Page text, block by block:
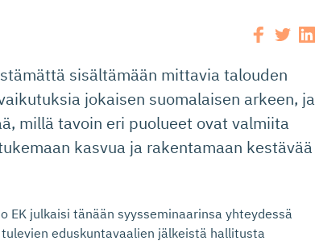
sisältämään mittavia talouden
jokaisen suomalaisen arkeen, ja
millä tavoin eri puolueet ovat valmiita
kasvua ja rakentamaan kestävää
EK julkaisi tänään syysseminaarinsa yhteydessä
eduskuntavaalien jälkeistä hallitusta